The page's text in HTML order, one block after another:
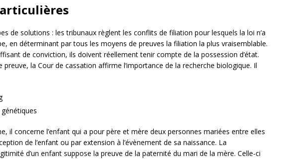
de solutions : les tribunaux règlent les conflits de filiation pour lesquels la loi n’a
en déterminant par tous les moyens de preuves la filiation la plus vraisemblable.
de conviction, ils doivent réellement tenir compte de la possession d’état.
preuve, la Cour de cassation affirme l’importance de la recherche biologique. Il
il concerne l’enfant qui a pour père et mère deux personnes mariées entre elles
de l’enfant ou par extension à l’évènement de sa naissance. La
d’un enfant suppose la preuve de la paternité du mari de la mère. Celle-ci